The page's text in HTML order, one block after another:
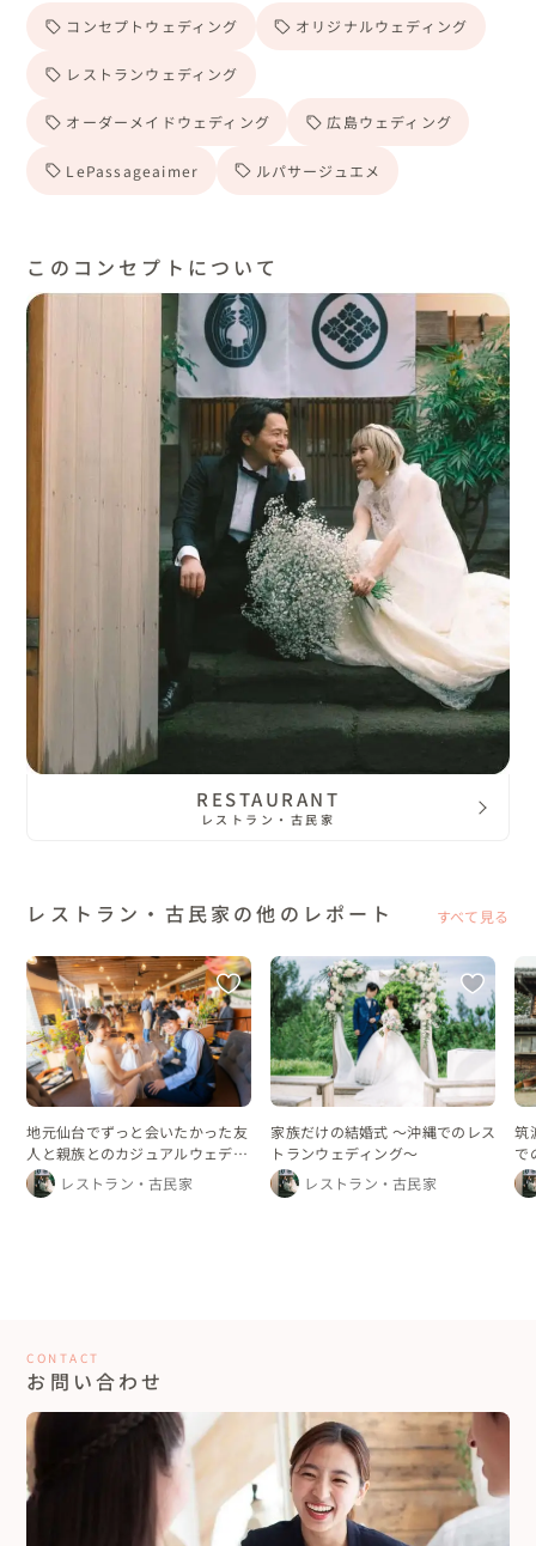
コンセプトウェディング オリジナルウェディング
レストランウェディング
オーダーメイドウェディング 広島ウェディング
LePassageaimer ルパサージュエメ
このコンセプトについて
RESTAURANT
レストラン・古民家
レストラン・古民家の他のレポート すべて見る
地元仙台でずっと会いたかった友
人と親族とのカジュアルウェディ
ング レストラン・古民家
家族だけの結婚式 〜沖縄でのレス
トランウェディング〜
レストラン・古民家
筑
で
CONTACT
お問い合わせ